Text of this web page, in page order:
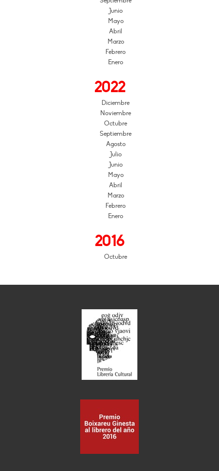
Junio
Mayo
Abril
Marzo
Febrero
Enero
2022
Diciembre
Noviembre
Octubre
Septiembre
Agosto
Julio
Junio
Mayo
Abril
Marzo
Febrero
Enero
2016
Octubre